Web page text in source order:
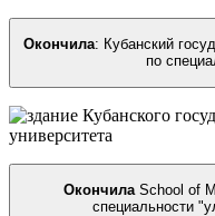
Окончила: Кубанский
по
Окончила School of
специальности